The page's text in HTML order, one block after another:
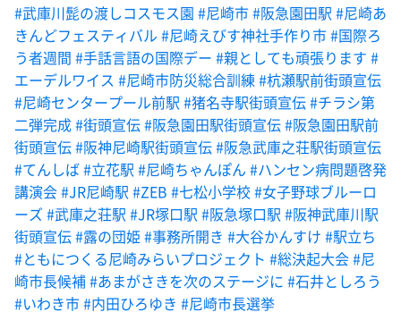
#武庫川髭の渡しコスモス園 #尼崎市#阪急園田駅 #尼崎あ
きんどフェスティバル #尼崎えびす神社手作り市#国際ろ
う者週間 #手話言語の国際デー #親としても頑張ります #
エーデルワイス #尼崎市防災総合訓練 #杭瀬駅前街頭宣伝
#尼崎センタープール前駅 #猪名寺駅街頭宣伝#チラシ第
二弾完成#街頭宣伝#阪急園田駅街頭宣伝#阪急園田駅前
街頭宣伝#阪神尼崎駅街頭宣伝#阪急武庫之荘駅街頭宣伝
#てんしば#立花駅 #尼崎ちゃんぽん #ハンセン病問題啓発
講演会#JR尼崎駅 #ZEB #七松小学校#女子野球ブルーロ
ーズ #武庫之荘駅 #JR塚口駅 #阪急塚口駅 #阪神武庫川駅
街頭宣伝#露の団姫 #事務所開き #大谷かんすけ #駅立ち
#ともにつくる尼崎みらいプロジェクト #総決起大会#尼
崎市長候補#あまがさきを次のステージに #石井としろう
#いわき市#内田ひろゆき #尼崎市長選挙